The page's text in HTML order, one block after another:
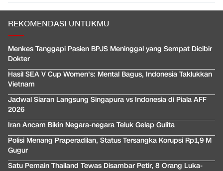
REKOMENDASI UNTUKMU
Menkes Tanggapi Pasien BPJS Meninggal yang Sempat Dicibir
Dokter
Hasil SEA V Cup Women's: Mental Bagus, Indonesia Taklukkan
Vietnam
Jadwal Siaran Langsung Singapura vs Indonesia di Piala AFF
2026
Iran Ancam Bikin Negara-negara Teluk Gelap Gulita
Polisi Menang Praperadilan, Status Tersangka Korupsi Rp1,9 M
Gugur
Satu Pemain Thailand Tewas Disambar Petir, 8 Orang Luka-